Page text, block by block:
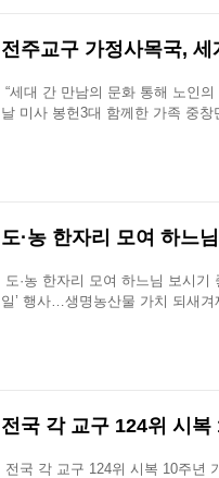
전주교구 가정사목국,
“세대 간 만남의 문화 통해 노인
날 미사 봉헌3대 함께한 가족 중
도·농 한자리 모여 하느
도·농 한자리 모여 하느님 보시기
일’ 행사…생명농산물 가치 되새
전국 각 교구 124위 시
전국 각 교구 124위 시복 10주년